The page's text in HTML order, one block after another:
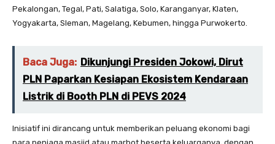
Pekalongan, Tegal, Pati, Salatiga, Solo, Karanganyar, Klaten,
Yogyakarta, Sleman, Magelang, Kebumen, hingga Purwokerto.
Baca Juga: Dikunjungi Presiden Jokowi, Dirut
PLN Paparkan Kesiapan Ekosistem Kendaraan
Listrik di Booth PLN di PEVS 2024
Inisiatif ini dirancang untuk memberikan peluang ekonomi bagi